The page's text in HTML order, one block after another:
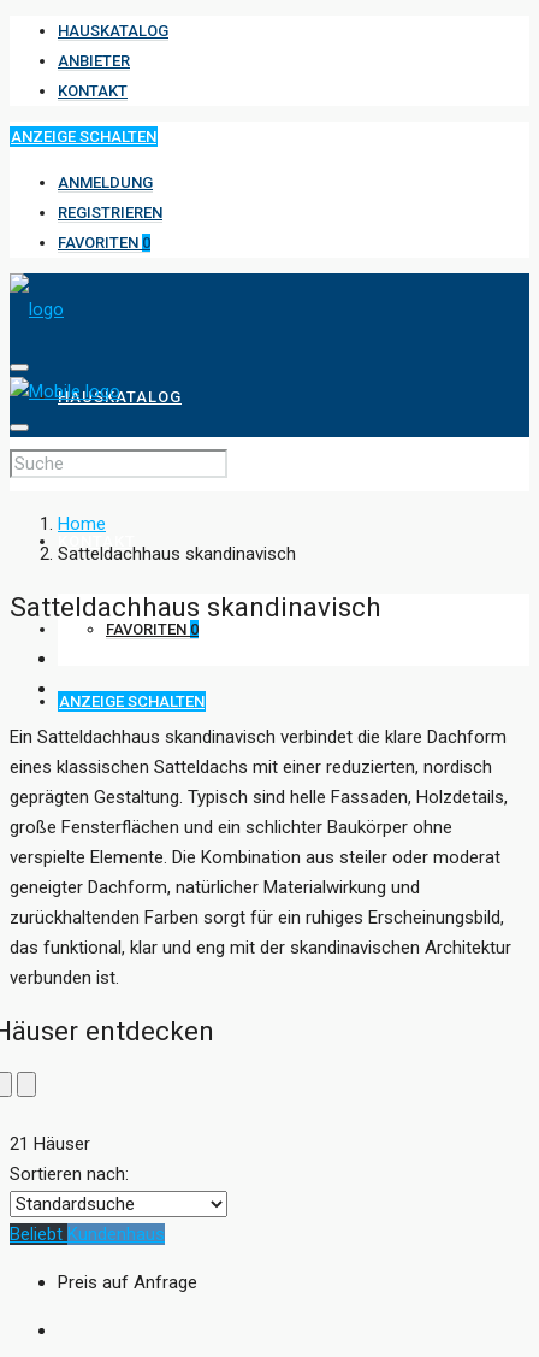
HAUSKATALOG
ANBIETER
KONTAKT
ANZEIGE SCHALTEN
ANMELDUNG
REGISTRIEREN
FAVORITEN 0
HAUSKATALOG
ANBIETER
FAVORITEN 0
ANZEIGE SCHALTEN
Home
Satteldachhaus skandinavisch
Satteldachhaus skandinavisch
Ein Satteldachhaus skandinavisch verbindet die klare Dachform
eines klassischen Satteldachs mit einer reduzierten, nordisch
geprägten Gestaltung. Typisch sind helle Fassaden, Holzdetails,
große Fensterflächen und ein schlichter Baukörper ohne
verspielte Elemente. Die Kombination aus steiler oder moderat
geneigter Dachform, natürlicher Materialwirkung und
zurückhaltenden Farben sorgt für ein ruhiges Erscheinungsbild,
das funktional, klar und eng mit der skandinavischen Architektur
verbunden ist.
entdecken
21 Häuser
Sortieren nach:
Beliebt Kundenhaus
Preis auf Anfrage